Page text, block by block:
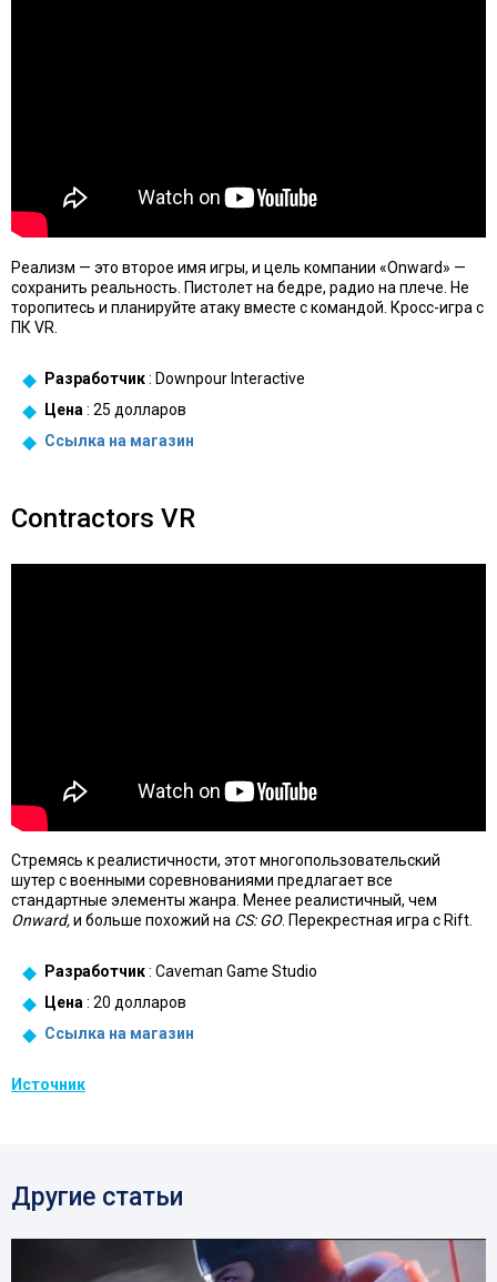
Реализм — это второе имя игры, и цель компании «Onward» —
сохранить реальность. Пистолет на бедре, радио на плече. Не
торопитесь и планируйте атаку вместе с командой. Кросс-игра с
ПК VR.
Разработчик: Downpour Interactive
Цена : 25 долларов
Ссылка на магазин
Contractors VR
Стремясь к реалистичности, этот многопользовательский
шутер с военными соревнованиями предлагает все
стандартные элементы жанра. Менее реалистичный, чем
Onward,и больше похожий на CS: GO. Перекрестная игра с Rift.
Разработчик: Caveman Game Studio
Цена: 20 долларов
Ссылка на магазин
Источник
Другие статьи